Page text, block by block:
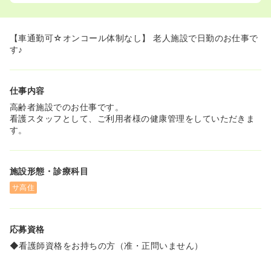
【車通勤可☆オンコール体制なし】 老人施設で日勤のお仕事で
す♪
仕事内容
高齢者施設でのお仕事です。
看護スタッフとして、ご利用者様の健康管理をしていただきま
す。
施設形態・診療科目
サ高住
応募資格
◆看護師資格をお持ちの方（准・正問いません）